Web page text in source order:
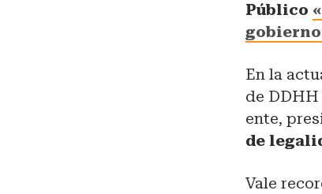
Público
En la
de
ente,
de
Vale